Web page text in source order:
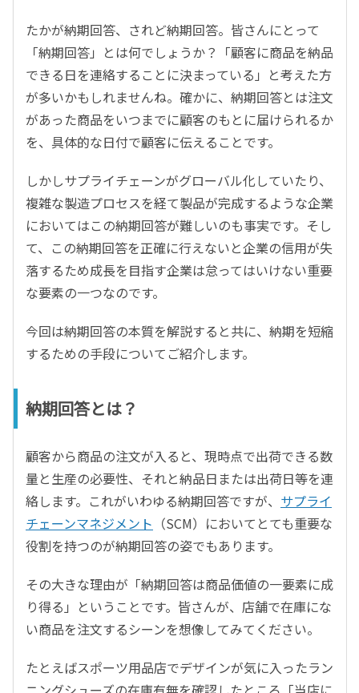
CRM／営業支援／Eコマース
DX（2025年の崖）／クラウドコンピューティング
データ分析／BI
ガバナンス／リスク管理
BPR／業務改善
たかが納期回答、されど納期回答。皆さんにとって
「納期回答」とは何でしょうか？「顧客に商品を納品
できる日を連絡することに決まっている」と考えた方
が多いかもしれませんね。確かに、納期回答とは注文
があった商品をいつまでに顧客のもとに届けられるか
を、具体的な日付で顧客に伝えることです。
しかしサプライチェーンがグローバル化していたり、
複雑な製造プロセスを経て製品が完成するような企業
においてはこの納期回答が難しいのも事実です。そし
て、この納期回答を正確に行えないと企業の信用が失
落するため成長を目指す企業は怠ってはいけない重要
な要素の一つなのです。
今回は納期回答の本質を解説すると共に、納期を短縮
するための手段についてご紹介します。
納期回答とは？
顧客から商品の注文が入ると、現時点で出荷できる数
量と生産の必要性、それと納品日または出荷日等を連
絡します。これがいわゆる納期回答ですが、 サプライ
チェーンマネジメント （SCM）においてとても重要な
役割を持つのが納期回答の姿でもあります。
その大きな理由が「納期回答は商品価値の一要素に成
り得る」ということです。皆さんが、店舗で在庫にな
い商品を注文するシーンを想像してみてください。
たとえばスポーツ用品店でデザインが気に入ったラン